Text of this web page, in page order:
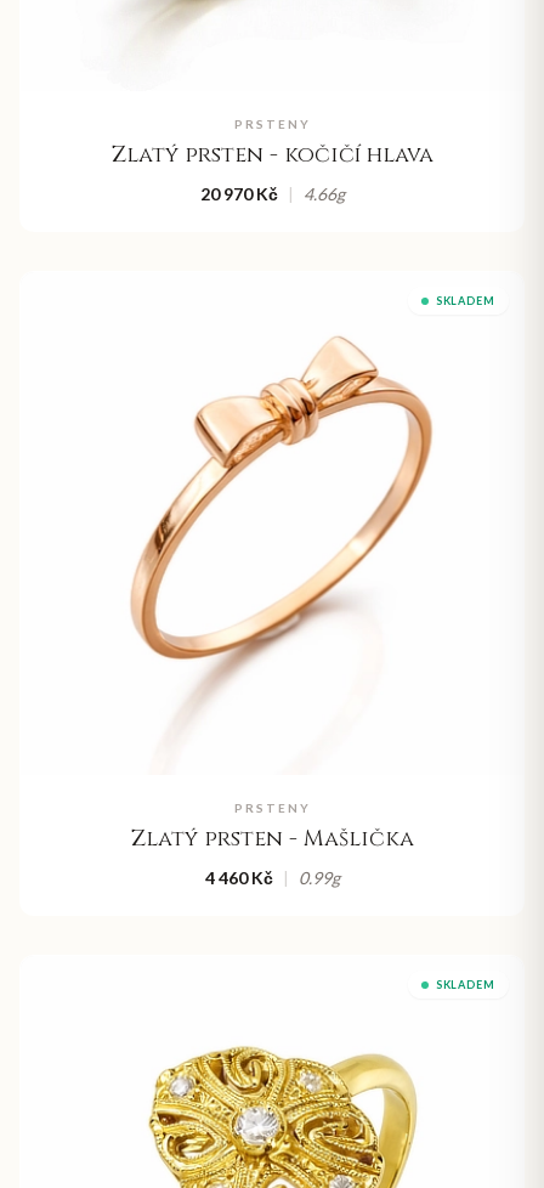
PRSTENY
Zlatý prsten - kočičí hlava
20 970 Kč | 4.66g
SKLADEM
PRSTENY
Zlatý prsten - Mašlička
4 460 Kč | 0.99g
SKLADEM